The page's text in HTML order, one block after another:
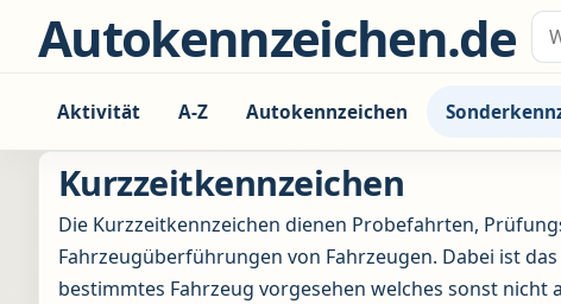
Zum Inhalt springen
Autokennzeichen.de
Aktivität A-Z Autokennzeichen
Kurzzeitkennzeichen
Die Kurzzeitkennzeichen dienen Probefahrten,
Fahrzeugüberführungen von Fahrzeugen. Dabei ist
bestimmtes Fahrzeug vorgesehen welches sonst nicht